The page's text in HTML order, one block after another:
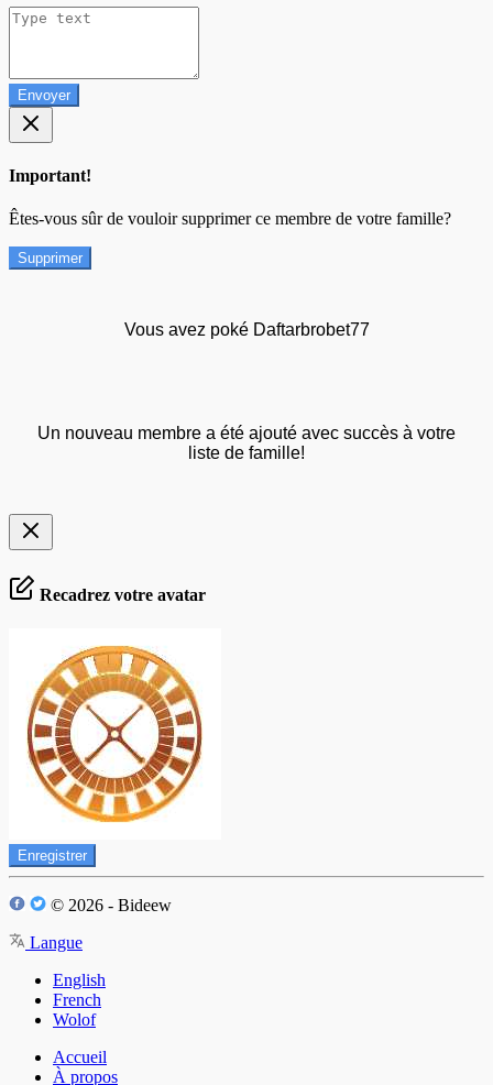
Envoyer
Important!
Êtes-vous sûr de vouloir supprimer ce membre de votre famille?
Supprimer
Vous avez poké Daftarbrobet77
Un nouveau membre a été ajouté avec succès à votre
liste de famille!
Recadrez votre avatar
Enregistrer
© 2026 - Bideew
Langue
English
French
Wolof
Accueil
À propos